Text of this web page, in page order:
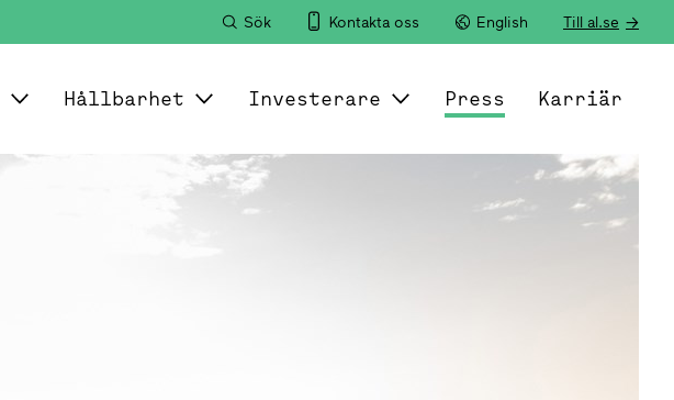
Sök Kontakta oss English Till al.se
Hållbarhet Investerare Press Karriär